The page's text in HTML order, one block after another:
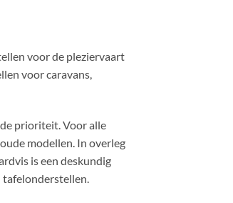
voor de pleziervaart
voor caravans,
prioriteit. Voor alle
modellen. In overleg
is een deskundig